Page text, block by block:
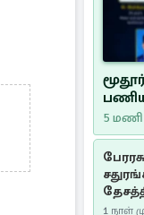
20
5
1 நாள்